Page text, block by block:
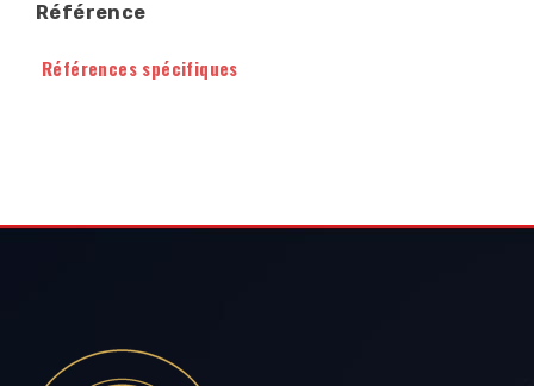
Référence
Références spécifiques